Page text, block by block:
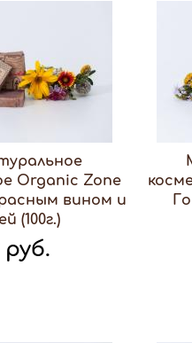
Organic Zone
вином и
(100г.)
руб.